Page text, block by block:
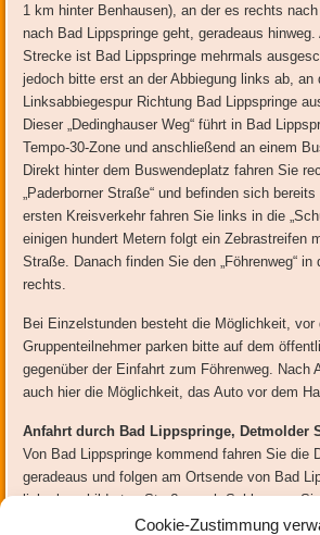
Cookie-Zustimmung
1 km hinter Benhausen), an der es rechts
nach Bad Lippspringe geht, geradeaus
Strecke ist Bad Lippspringe mehrmals
jedoch bitte erst an der Abbiegung links ab, an
Linksabbiegespur Richtung Bad Lippspringe
Dieser „Dedinghauser Weg“ führt in Bad
Tempo-30-Zone und anschließend an einem
Direkt hinter dem Buswendeplatz fahren Sie
„Paderborner Straße“ und befinden sich
ersten Kreisverkehr fahren Sie links in die
einigen hundert Metern folgt ein Zebrastreifen
Straße. Danach finden Sie den „Föhrenweg“
rechts.
Bei Einzelstunden besteht die Möglichkeit, vor
Gruppenteilnehmer parken bitte auf dem
gegenüber der Einfahrt zum Föhrenweg. Nach
auch hier die Möglichkeit, das Auto vor dem
Anfahrt durch Bad Lippspringe, Detmolder
Von Bad Lippspringe kommend fahren Sie die
geradeaus und folgen am Ortsende von Bad
links beschilderten Straße nach Schlangen.
„Paderborner Straße“ in Schlangen. Am ersten